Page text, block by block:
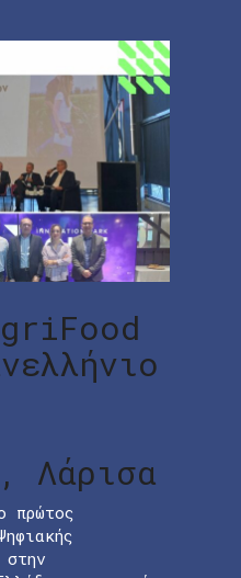
Λάρισα
πρώτος